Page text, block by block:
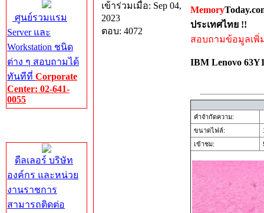
ศูนย์รวมแรม
Server และ
Workstation ชนิด
ต่าง ๆ สอบถามได้
ทันทีที่ Corporate
Center: 02-641-
0055
ดีลเลอร์ บริษัท
องค์กร และหน่วย
งานราชการ
สามารถติดต่อ
เข้าร่วมเมื่อ: Sep 04,
2023
ตอบ: 4072
Memory
ประเทศไทย !!
สอบถามข้อมูลเพิ่
IBM Lenovo
คำจำกัดความ:
ขนาดไฟล์:
เข้าชม: